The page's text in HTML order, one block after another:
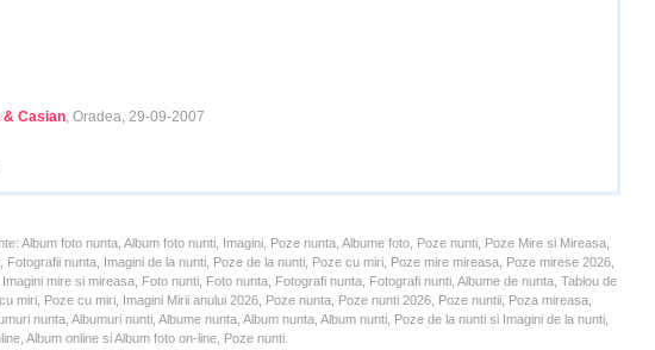
& Casian, Oradea, 29-09-2007
Album foto nunta, Album foto nunti, Imagini, Poze nunta, Albume foto, Poze nunti, Poze Mire si Mireasa,
Fotografii nunta, Imagini de la nunti, Poze de la nunti, Poze cu miri, Poze mire mireasa, Poze mirese 2026,
mire si mireasa, Foto nunti, Foto nunta, Fotografi nunta, Fotografi nunti, Albume de nunta, Tablou de
miri, Poze cu miri, Imagini Mirii anului 2026, Poze nunta, Poze nunti 2026, Poze nuntii, Poza mireasa,
nunta, Albumuri nunti, Albume nunta, Album nunta, Album nunti, Poze de la nunti si Imagini de la nunti,
Album online si Album foto on-line, Poze nunti.